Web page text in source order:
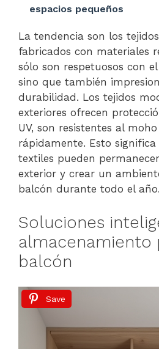
espacios pequeños
La tendencia son los
fabricados con materiales
sólo son respetuosos con
sino que también
durabilidad. Los tejidos
exteriores ofrecen
UV, son resistentes al
rápidamente. Esto significa
textiles pueden
exterior y crear un
balcón durante todo el año.
Soluciones
almacenamiento
balcón
Save